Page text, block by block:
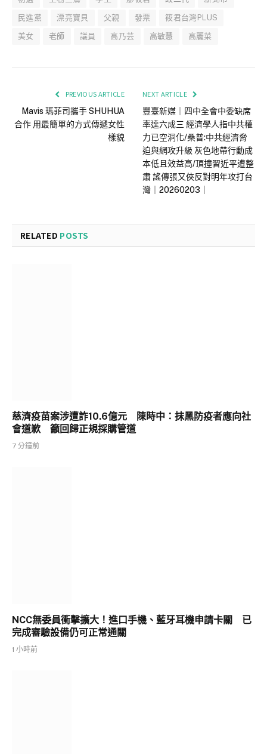
民進黨 漂亮寶貝 父親 發票 筱君台灣PLUS
美女 老師 議員 高乃芸 高敏慧 高麗菜
PREVIOUS ARTICLE
Mavis 瑪菲司攜手 SHUHUA
合作 用最簡單的方式傳遞女性
樣貌
NEXT ARTICLE
豐臺新媒｜四中全會中委缺席
率達六成三 經濟學人指中共權
力已空洞化/桑普:中共經濟脅
迫與網攻升級 灰色地帶行動成
本低且效益高/頂撞習近平遭整
肅 謠傳張又俠反對明年攻打台
灣｜20260203｜
RELATED POSTS
慈濟疫苗案涉遭詐10.6億元 陳時中：抹黑防疫者應向社
會道歉 籲回歸正規採購管道
7 分鐘前
NCC無委員衝擊擴大！進口手機、藍牙耳機申請卡關 已
完成審驗設備仍可正常通關
1 小時前